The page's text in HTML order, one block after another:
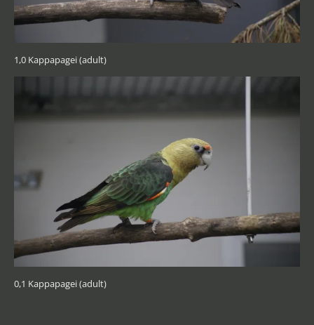
1,0 Kappapagei (adult)
0,1 Kappapagei (adult)